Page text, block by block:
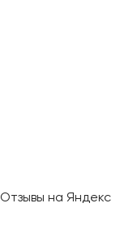
Отзывы на Яндекс